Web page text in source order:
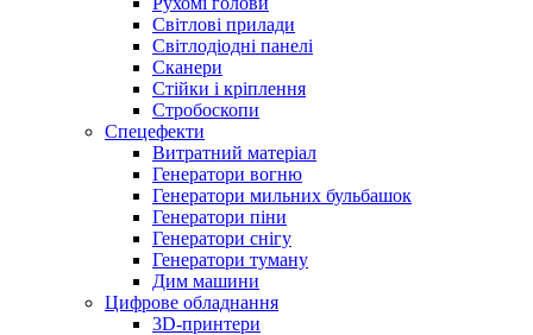
Світлові прилади
Світлодіодні панелі
Сканери
Стійки і кріплення
Стробоскопи
Спецефекти
Витратний матеріал
Генератори вогню
Генератори мильних бульбашок
Генератори піни
Генератори снігу
Генератори туману
Дим машини
Цифрове обладнання
3D-принтери